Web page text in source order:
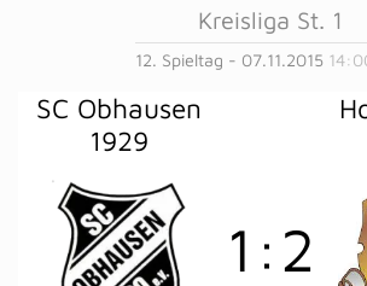
Kreisliga St. 1
12. Spieltag - 07.11.2015
SC Obhausen
1929
1 : 2